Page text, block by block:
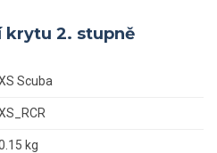
krytu 2. stupně
Scuba
kg